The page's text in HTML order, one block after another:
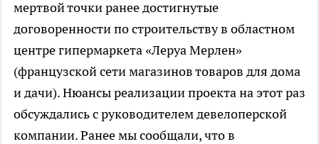
мертвой точки ранее достигнутые
договоренности по строительству в областном
центре гипермаркета «Леруа Мерлен»
(французской сети магазинов товаров для дома
и дачи). Нюансы реализации проекта на этот раз
обсуждались с руководителем девелоперской
компании. Ранее мы сообщали, что в